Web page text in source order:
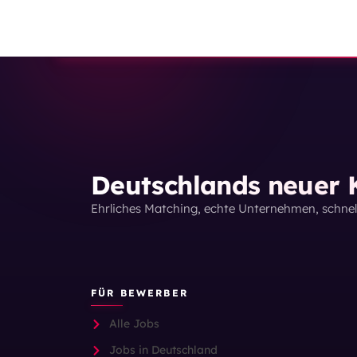
Deutschlands
Ehrliches Matching, echte Unternehmen,
FÜR BEWERBER
Alle Jobs
Jobs in Deutschland